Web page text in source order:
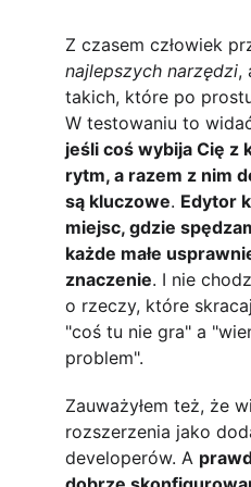
Z czasem człowiek
najlepszych narzędzi,
takich, które po
W testowaniu to
jeśli coś wybija Cię z
rytm, a razem z nim
są kluczowe. Edytor
miejsc, gdzie
każde małe
znaczenie. I nie
o rzeczy, które
"coś tu nie gra" a
problem".
Zauważyłem też, że
rozszerzenia jako
developerów. A